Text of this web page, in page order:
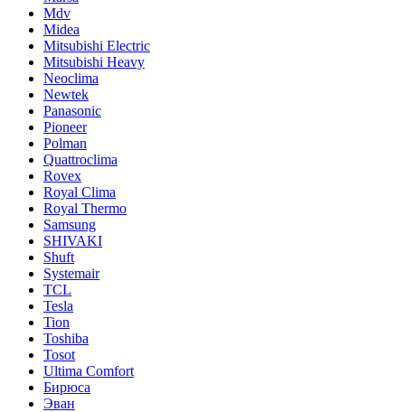
Mdv
Midea
Mitsubishi Electric
Mitsubishi Heavy
Neoclima
Newtek
Panasonic
Pioneer
Polman
Quattroclima
Rovex
Royal Clima
Royal Thermo
Samsung
SHIVAKI
Shuft
Systemair
TCL
Tesla
Tion
Toshiba
Tosot
Ultima Comfort
Бирюса
Эван